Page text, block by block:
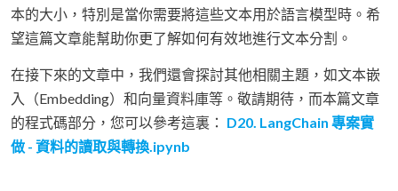
本的大小，特別是當你需要將這些文本用於語言模型時。希
望這篇文章能幫助你更了解如何有效地進行文本分割。
在接下來的文章中，我們還會探討其他相關主題，如文本嵌
入（Embedding）和向量資料庫等。敬請期待，而本篇文章
的程式碼部分，您可以參考這裏： D20. LangChain 專案實
做 - 資料的讀取與轉換.ipynb